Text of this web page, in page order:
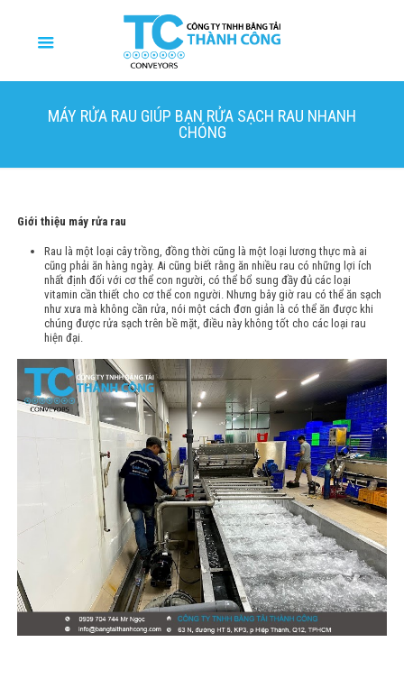
MÁY RỬA RAU GIÚP BẠN RỬA SẠCH RAU NHANH
CHÓNG
Giới thiệu máy rửa rau
Rau là một loại cây trồng, đồng thời cũng là một loại lương thực mà ai
cũng phải ăn hàng ngày. Ai cũng biết rằng ăn nhiều rau có những lợi ích
nhất định đối với cơ thể con người, có thể bổ sung đầy đủ các loại
vitamin cần thiết cho cơ thể con người. Nhưng bây giờ rau có thể ăn sạch
như xưa mà không cần rửa, nói một cách đơn giản là có thể ăn được khi
chúng được rửa sạch trên bề mặt, điều này không tốt cho các loại rau
hiện đại.